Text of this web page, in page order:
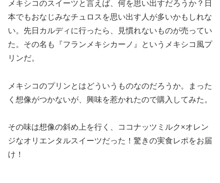
メキシコのスイーツと言えば、何を思い出すだろうか？日
本でもおなじみなチュロスを思い出す人が多いかもしれな
い。先日カルディに行ったら、見慣れないものが売ってい
た。その名も『フランメキシカーノ』というメキシコ風プ
リンだ。
メキシコのプリンとはどういうものなのだろうか。まった
く想像がつかないが、興味を惹かれたので購入してみた。
その味は想像の斜め上を行く、ココナッツミルク×オレン
ジなオリエンタルスイーツだった！驚きの実食レポをお届
け！